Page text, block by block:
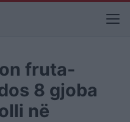
fruta-
8 gjoba
në